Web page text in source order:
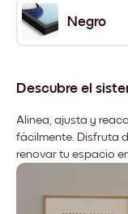
Negro
Descubre el
Alinea, ajusta y
fácilmente. Disfruta
renovar tu espacio